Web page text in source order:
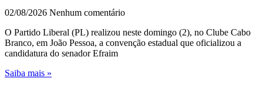
02/08/2026 Nenhum comentário
O Partido Liberal (PL) realizou neste domingo (2), no Clube Cabo
Branco, em João Pessoa, a convenção estadual que oficializou a
candidatura do senador Efraim
Saiba mais »